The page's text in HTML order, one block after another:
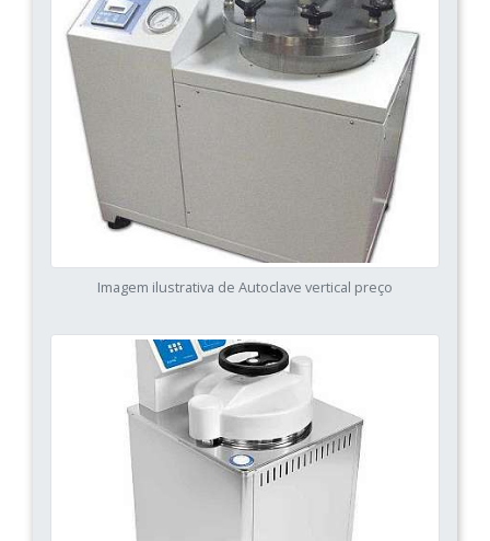
Imagem ilustrativa de Autoclave vertical preço